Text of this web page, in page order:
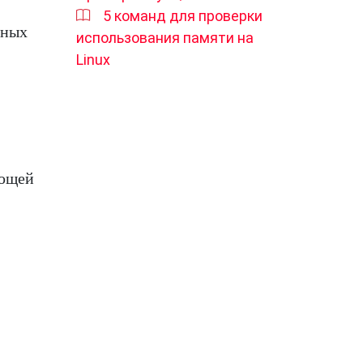
5 команд для проверки
использования памяти на
Linux